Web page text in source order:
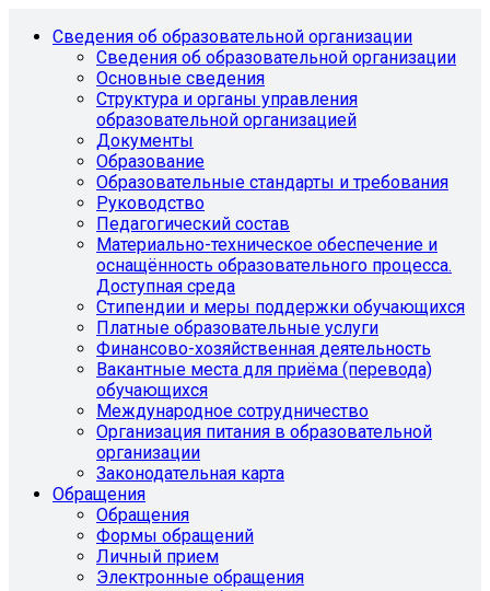
Сведения об образовательной организации
Сведения об образовательной организации
Основные сведения
Структура и органы управления
образовательной организацией
Документы
Образование
Образовательные стандарты и требования
Руководство
Педагогический состав
Материально-техническое обеспечение и
оснащённость образовательного процесса.
Доступная среда
Стипендии и меры поддержки обучающихся
Платные образовательные услуги
Финансово-хозяйственная деятельность
Вакантные места для приёма (перевода)
обучающихся
Международное сотрудничество
Организация питания в образовательной
организации
Законодательная карта
Обращения
Обращения
Формы обращений
Личный прием
Электронные обращения